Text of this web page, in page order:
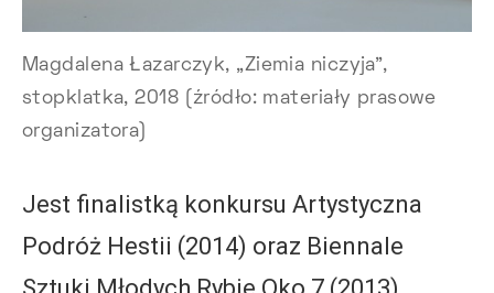
Magdalena Łazarczyk, „Ziemia niczyja”,
stopklatka, 2018 (źródło: materiały prasowe
organizatora)
Jest finalistką konkursu Artystyczna
Podróż Hestii (2014) oraz Biennale